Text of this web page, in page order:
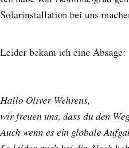
Solarinstallation bei uns
Leider bekam ich eine Absage:
Hallo Oliver Wehrens,
wir freuen uns, dass du den
Auch wenn es ein globale